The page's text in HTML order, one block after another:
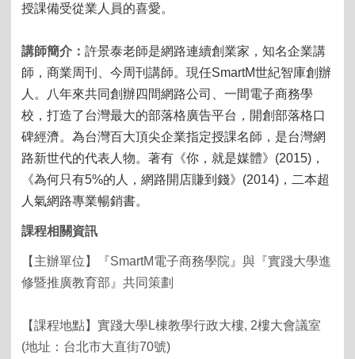
授課備受從業人員的喜愛。
講師簡介：許景泰老師是網路連續創業家，知名企業講
師，商業周刊、今周刊講師。現任SmartM世紀智庫創辦
人。八年來共同創辦四間網路公司、一間電子商務學
校，打造了台灣最大的部落格廣告平台，開創部落格口
碑經濟。為台灣百大頂尖企業指定授課名師 ，是台灣網
路新世代的代表人物。著有《你，就是媒體》 (2015) ，
《為何只有5%的人，網路開店賺到錢》 (2014) ，二本超
人氣網路專業暢銷書。
課程相關資訊
【主辦單位】『SmartM電子商務學院』與『實踐大學進
修暨推廣教育部』共同策劃
【課程地點】實踐大學L棟教學行政大樓, 2樓大會議室
(地址：台北市大直街70號)